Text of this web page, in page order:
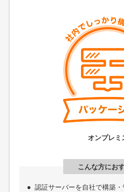
オンプレミ
こんな方にお
認証サーバーを自社で構築・